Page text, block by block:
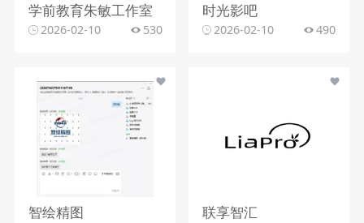
学前教育朱敏工作室
2026-02-10 530
时光影吧
2026-02-10 490
智绘精图 联享智汇